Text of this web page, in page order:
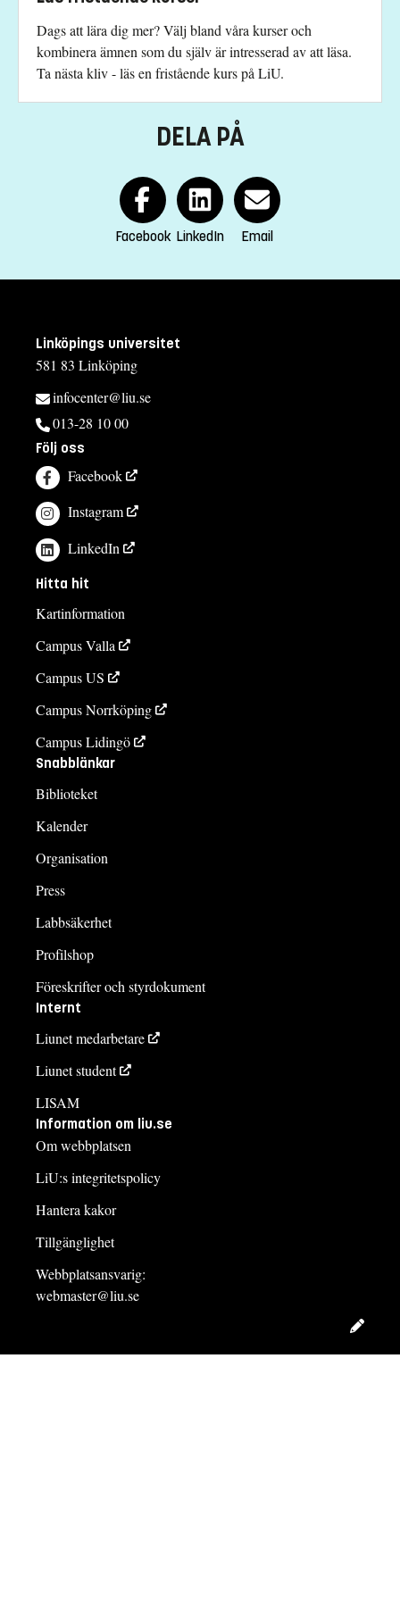
Dags att lära dig mer? Välj bland våra kurser och
kombinera ämnen som du själv är intresserad av att läsa.
Ta nästa kliv - läs en fristående kurs på LiU.
DELA PÅ
Facebook LinkedIn Email
Linköpings universitet
581 83 Linköping
infocenter@liu.se
013-28 10 00
Följ oss
Facebook
Instagram
LinkedIn
Hitta hit
Kartinformation
Campus Valla
Campus US
Campus Norrköping
Campus Lidingö
Snabblänkar
Biblioteket
Kalender
Organisation
Press
Labbsäkerhet
Profilshop
Föreskrifter och styrdokument
Internt
Liunet medarbetare
Liunet student
LISAM
Information om liu.se
Om webbplatsen
LiU:s integritetspolicy
Hantera kakor
Tillgänglighet
Webbplatsansvarig:
webmaster@liu.se